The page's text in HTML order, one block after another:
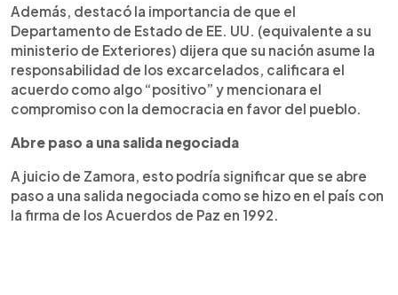
Además, destacó la importancia de que el
Departamento de Estado de EE. UU. (equivalente a su
ministerio de Exteriores) dijera que su nación asume la
responsabilidad de los excarcelados, calificara el
acuerdo como algo “positivo” y mencionara el
compromiso con la democracia en favor del pueblo.
Abre paso a una salida negociada
A juicio de Zamora, esto podría significar que se abre
paso a una salida negociada como se hizo en el país con
la firma de los Acuerdos de Paz en 1992.